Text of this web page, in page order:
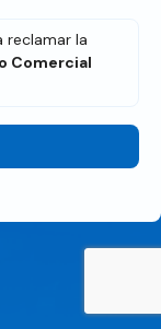
reclamar la
Comercial